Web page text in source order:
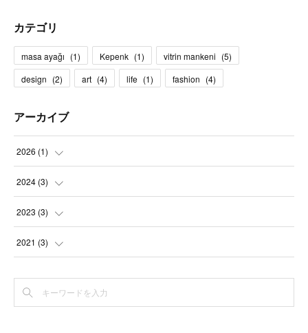
カテゴリ
masa ayağı (1) Kepenk (1) vitrin mankeni (5)
design (2) art (4) life (1) fashion (4)
アーカイブ
2026 (1)
( )
2024 (3)
( )
( )
2023 (3)
( )
2021 (3)